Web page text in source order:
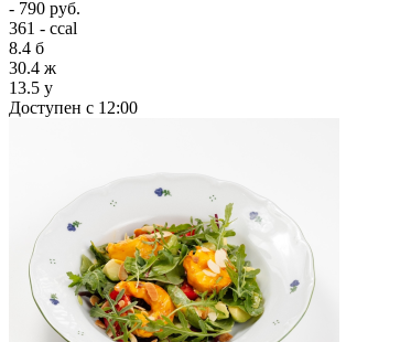
- 790 руб.
361 - ccal
8.4 б
30.4 ж
13.5 у
Доступен с 12:00